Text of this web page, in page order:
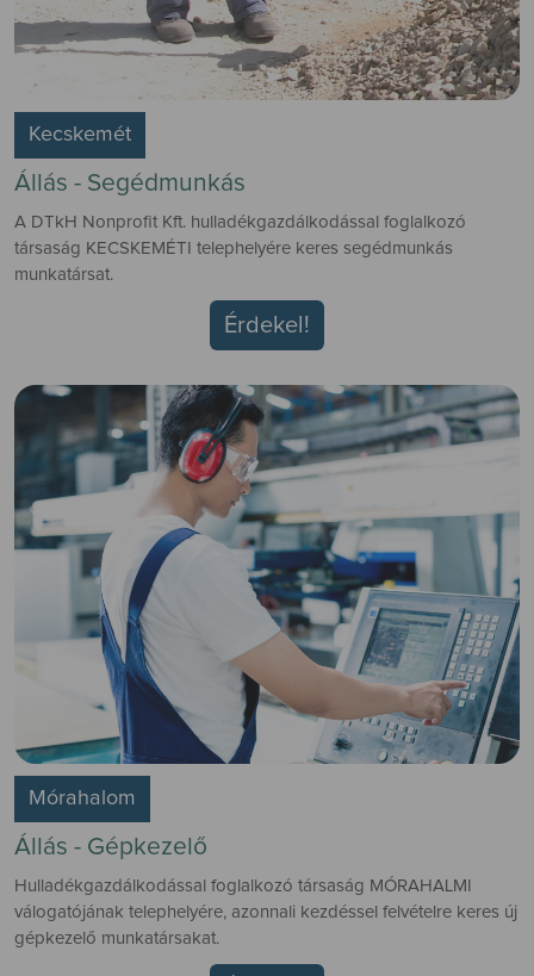
Kecskemét
Állás - Segédmunkás
A DTkH Nonprofit Kft. hulladékgazdálkodással foglalkozó
társaság KECSKEMÉTI telephelyére keres segédmunkás
munkatársat.
Érdekel!
Mórahalom
Állás - Gépkezelő
Hulladékgazdálkodással foglalkozó társaság MÓRAHALMI
válogatójának telephelyére, azonnali kezdéssel felvételre keres új
gépkezelő munkatársakat.